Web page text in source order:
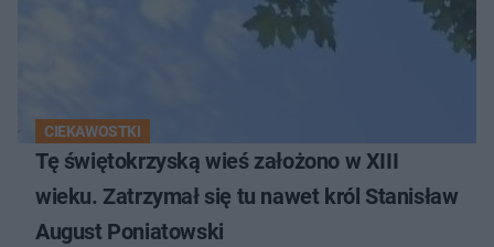
CIEKAWOSTKI
Tę świętokrzyską wieś założono w XIII
wieku. Zatrzymał się tu nawet król Stanisław
August Poniatowski